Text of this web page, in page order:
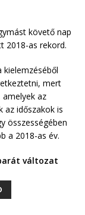
követő nap
2018-as rekord.
kielemzéséből
mert
az
az időszakok is
összességében
a 2018-as év.
változat